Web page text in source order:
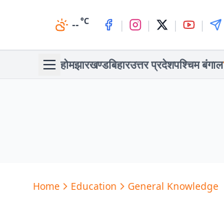
--°C | | | |
होमझारखण्डबिहारउत्तर प्रदेशपश्चिम बंगाल
Home Education General Knowledge